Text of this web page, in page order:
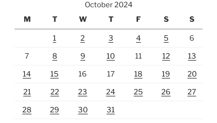
October 2024
M
T W T F S S
1 2 3 4 5 6
7 8 9 10 11 12 13
14 15 16 17 18 19 20
21 22 23 24 25 26 27
28 29 30 31